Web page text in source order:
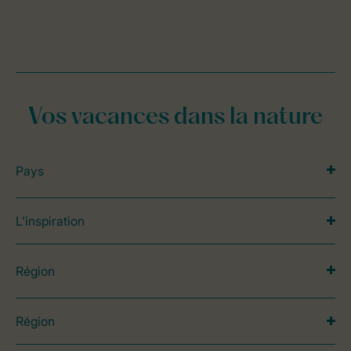
Vos vacances dans la nature
Pays
L’inspiration
Région
Région